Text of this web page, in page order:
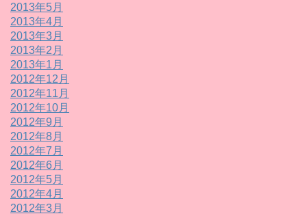
2013年5月
2013年4月
2013年3月
2013年2月
2013年1月
2012年12月
2012年11月
2012年10月
2012年9月
2012年8月
2012年7月
2012年6月
2012年5月
2012年4月
2012年3月